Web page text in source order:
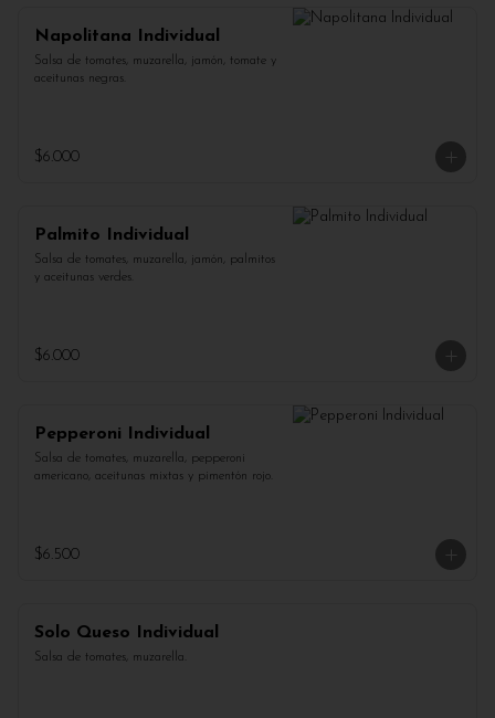
Napolitana Individual
Salsa de tomates, muzarella, jamón, tomate y
aceitunas negras.
$6.000
Palmito Individual
Salsa de tomates, muzarella, jamón, palmitos
y aceitunas verdes.
$6.000
Pepperoni Individual
Salsa de tomates, muzarella, pepperoni
americano, aceitunas mixtas y pimentón rojo.
$6.500
Solo Queso Individual
Salsa de tomates, muzarella.